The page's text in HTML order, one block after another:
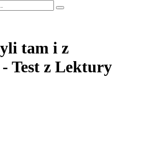
tam i z
Test z Lektury